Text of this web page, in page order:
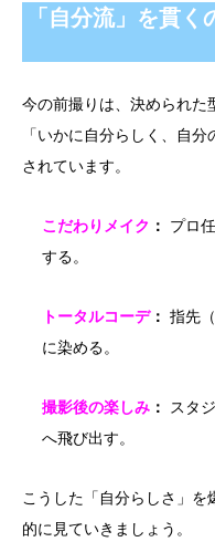
「自分流」を貫
今の前撮りは、決められた
「いかに自分らしく、自
されています。
こだわりメイク ： プロ
する。
トータルコーデ： 指先
に染める。
撮影後の楽しみ ： スタ
へ飛び出す。
こうした「自分らしさ」
的に見ていきましょう。